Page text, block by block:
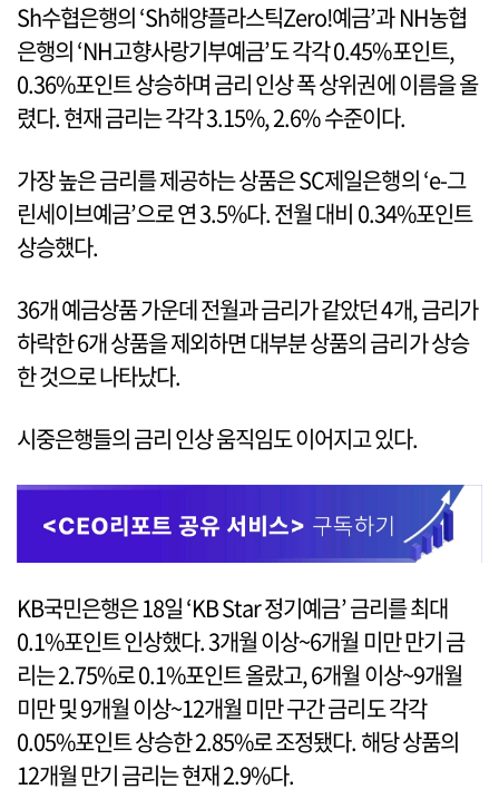
Sh수협은행의 ‘Sh해양플라스틱Zero!예금’과 NH농협
은행의 ‘NH고향사랑기부예금’도 각각 0.45%포인트,
0.36%포인트 상승하며 금리 인상 폭 상위권에 이름을 올
렸다. 현재 금리는 각각 3.15%, 2.6% 수준이다.
가장 높은 금리를 제공하는 상품은 SC제일은행의 ‘e-그
린세이브예금’으로 연 3.5%다. 전월 대비 0.34%포인트
상승했다.
36개 예금상품 가운데 전월과 금리가 같았던 4개, 금리가
하락한 6개 상품을 제외하면 대부분 상품의 금리가 상승
한 것으로 나타났다.
시중은행들의 금리 인상 움직임도 이어지고 있다.
KB국민은행은 18일 ‘KB Star 정기예금’ 금리를 최대
0.1%포인트 인상했다. 3개월 이상~6개월 미만 만기 금
리는 2.75%로 0.1%포인트 올랐고, 6개월 이상~9개월
미만 및 9개월 이상~12개월 미만 구간 금리도 각각
0.05%포인트 상승한 2.85%로 조정됐다. 해당 상품의
12개월 만기 금리는 현재 2.9%다.